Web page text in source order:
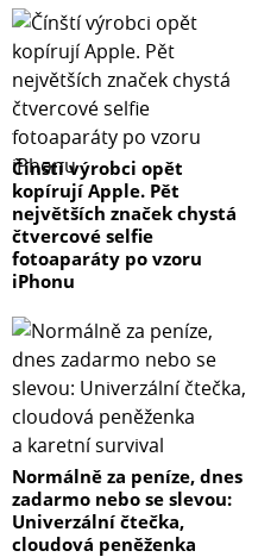
Čínští výrobci opět
kopírují Apple. Pět
největších značek chystá
čtvercové selfie
fotoaparáty po vzoru
iPhonu
Normálně za peníze, dnes
zadarmo nebo se slevou:
Univerzální čtečka,
cloudová peněženka